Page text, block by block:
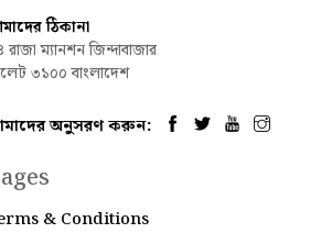
ঠিকানা
রাজা ম্যানশন জিন্দাবাজার
৩১০০ বাংলাদেশ
অনুসরণ করুন:
& Conditions